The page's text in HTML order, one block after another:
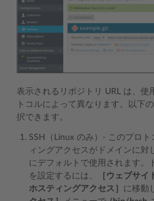
表示されるリポジトリ URL は、使
トコルによって異なります。以下
択できます。
SSH（Linux のみ）- このプロ
ィングアクセスがドメインに対
にデフォルトで使用されます。
を設定するには、
［ウェブサイ
ホスティングアクセス］ に移動